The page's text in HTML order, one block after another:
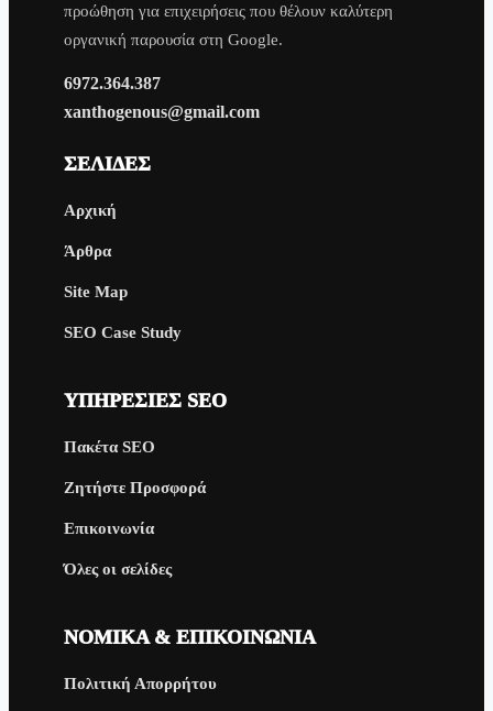
προώθηση για επιχειρήσεις που θέλουν καλύτερη
οργανική παρουσία στη Google.
6972.364.387
xanthogenous@gmail.com
ΣΕΛΊΔΕΣ
Αρχική
Άρθρα
Site Map
SEO Case Study
ΥΠΗΡΕΣΊΕΣ SEO
Πακέτα SEO
Ζητήστε Προσφορά
Επικοινωνία
Όλες οι σελίδες
ΝΟΜΙΚΆ & ΕΠΙΚΟΙΝΩΝΊΑ
Πολιτική Απορρήτου